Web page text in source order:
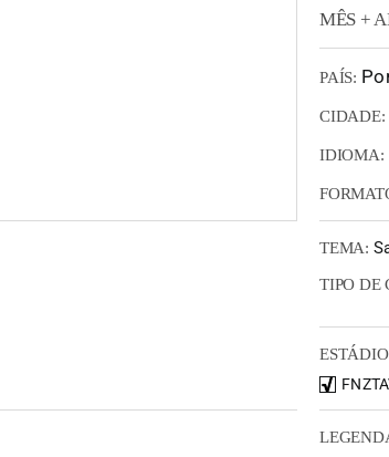
MÊS +
PAÍS:
CIDADE:
IDIOMA:
TEMA:
TIPO DE